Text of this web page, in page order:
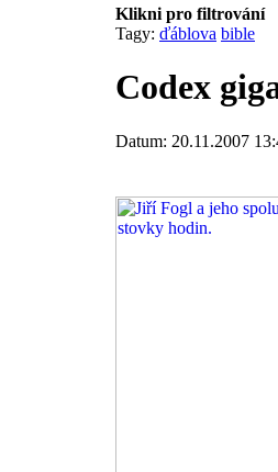
Klikni pro filtrování
Tagy: ďáblova bible
Codex
Datum: 20.11.2007